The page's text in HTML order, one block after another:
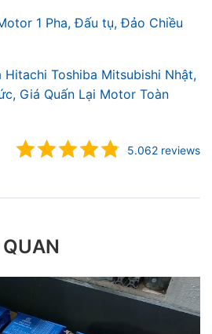
1 Pha, Đấu tụ, Đảo Chiều
Hitachi Toshiba Mitsubishi Nhật,
Giá Quấn Lại Motor Toàn
5.062 reviews